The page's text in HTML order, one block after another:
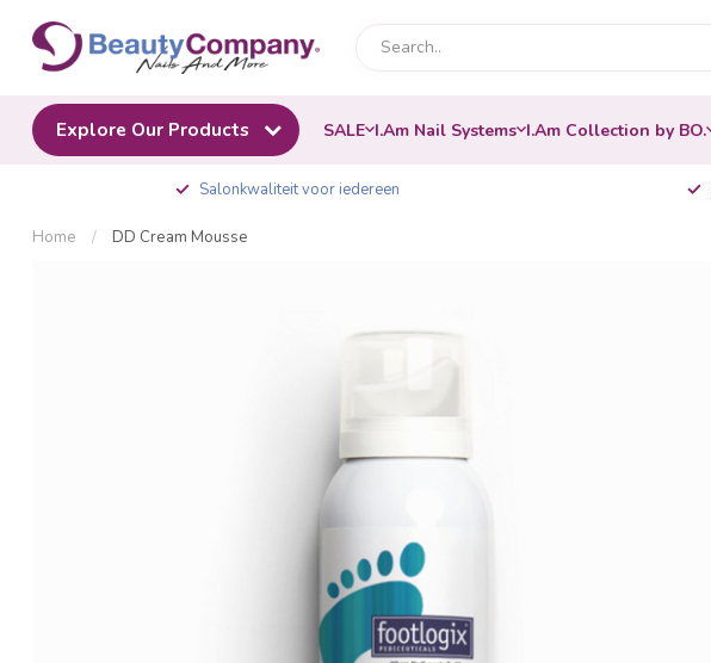
Explore Our Products SALE I.Am Nail Systems I.Am Collection by BO.
Salonkwaliteit voor iedereen
Home / DD Cream Mousse